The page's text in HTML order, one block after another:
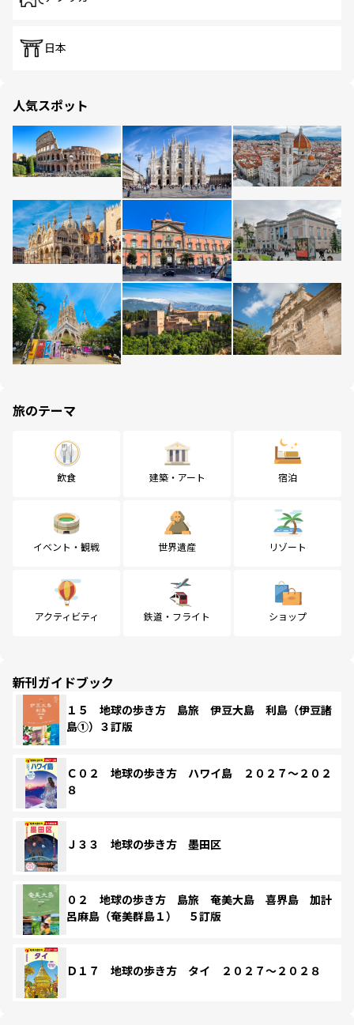
日本
人気スポット
旅のテーマ
飲食 建築・アート 宿泊
イベント・観戦 世界遺産 リゾート
アクティビティ 鉄道・フライト ショップ
新刊ガイドブック
１５ 地球の歩き方 島旅 伊豆大島 利島（伊豆諸
島①）３訂版
Ｃ０２ 地球の歩き方 ハワイ島 ２０２７～２０２
８
Ｊ３３ 地球の歩き方 墨田区
０２ 地球の歩き方 島旅 奄美大島 喜界島 加計
呂麻島（奄美群島１） ５訂版
Ｄ１７ 地球の歩き方 タイ ２０２７～２０２８